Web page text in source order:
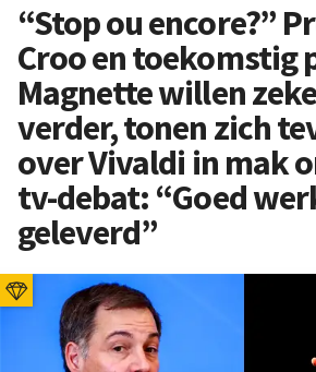
“Stop ou encore?”
Croo en toekomstig
Magnette willen
verder, tonen zich
over Vivaldi in mak
tv-debat: “Goed
geleverd”